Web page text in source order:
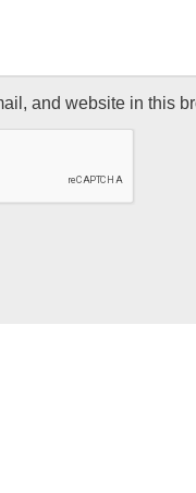
and website in this